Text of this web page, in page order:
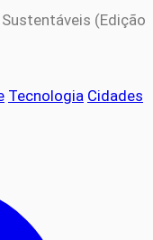
(Edição
Tecnologia Cidades